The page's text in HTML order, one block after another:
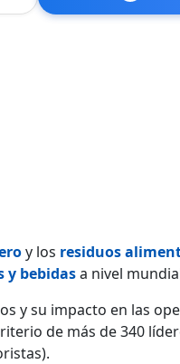
y los residuos
y bebidasa nivel
y su impacto en las
de más de340